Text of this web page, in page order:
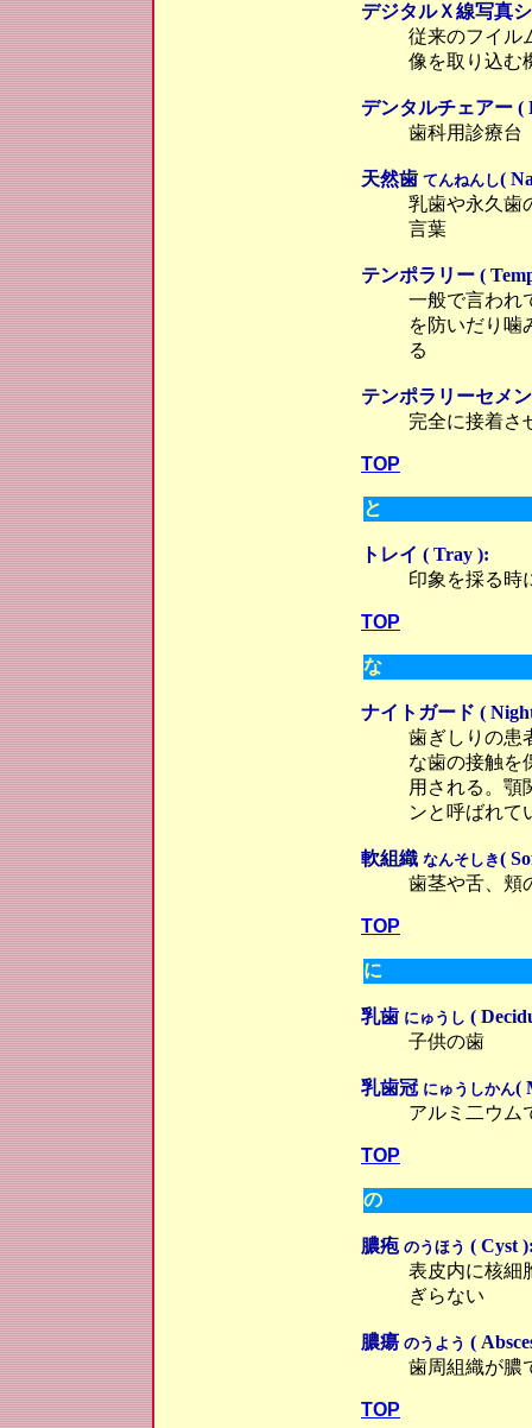
デジタルＸ線写真
従来のフイル
像を取り込む
デンタルチェアー (
歯科用診療台
天然歯 てんねんし(
乳歯や永久歯
言葉
テンポラリー (
一般で言われ
を防いだり噛
る
テンポラリーセメ
完全に接着さ
TOP
と
トレイ ( Tray ):
印象を採る時
TOP
な
ナイトガード (
歯ぎしりの患
な歯の接触を
用される。顎
ンと呼ばれて
軟組織 なんそしき(
歯茎や舌、頬
TOP
に
乳歯 にゅうし (
子供の歯
乳歯冠 にゅうしかん(
アルミ二ウム
TOP
の
膿疱 のうほう ( Cyst
表皮内に核細
ぎらない
膿瘍 のうよう (
歯周組織が膿
TOP